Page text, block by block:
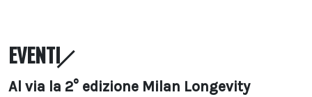
EVENTI
Al via la 2° edizione Milan Longevity